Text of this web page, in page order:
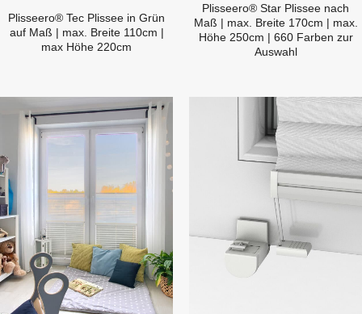
Plisseero® Tec Plissee in Grün
auf Maß | max. Breite 110cm |
max Höhe 220cm
Plisseero® Star Plissee nach
Maß | max. Breite 170cm | max.
Höhe 250cm | 660 Farben zur
Auswahl